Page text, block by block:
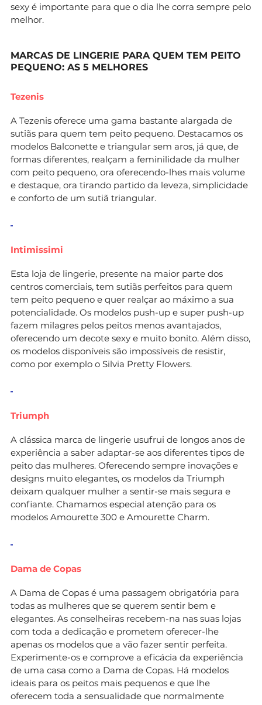
sexy é importante para que o dia lhe corra sempre pelo
melhor.
MARCAS DE LINGERIE PARA QUEM TEM PEITO
PEQUENO: AS 5 MELHORES
Tezenis
A Tezenis oferece uma gama bastante alargada de
sutiãs para quem tem peito pequeno. Destacamos os
modelos Balconette e triangular sem aros, já que, de
formas diferentes, realçam a feminilidade da mulher
com peito pequeno, ora oferecendo-lhes mais volume
e destaque, ora tirando partido da leveza, simplicidade
e conforto de um sutiã triangular.
Intimissimi
Esta loja de lingerie, presente na maior parte dos
centros comerciais, tem sutiãs perfeitos para quem
tem peito pequeno e quer realçar ao máximo a sua
potencialidade. Os modelos push-up e super push-up
fazem milagres pelos peitos menos avantajados,
oferecendo um decote sexy e muito bonito. Além disso,
os modelos disponíveis são impossíveis de resistir,
como por exemplo o Silvia Pretty Flowers.
Triumph
A clássica marca de lingerie usufrui de longos anos de
experiência a saber adaptar-se aos diferentes tipos de
peito das mulheres. Oferecendo sempre inovações e
designs muito elegantes, os modelos da Triumph
deixam qualquer mulher a sentir-se mais segura e
confiante. Chamamos especial atenção para os
modelos Amourette 300 e Amourette Charm.
Dama de Copas
A Dama de Copas é uma passagem obrigatória para
todas as mulheres que se querem sentir bem e
elegantes. As conselheiras recebem-na nas suas lojas
com toda a dedicação e prometem oferecer-lhe
apenas os modelos que a vão fazer sentir perfeita.
Experimente-os e comprove a eficácia da experiência
de uma casa como a Dama de Copas. Há modelos
ideais para os peitos mais pequenos e que lhe
oferecem toda a sensualidade que normalmente